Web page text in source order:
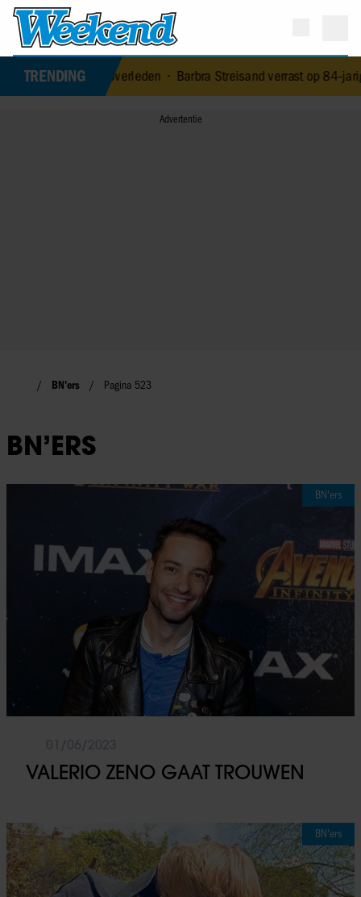
TRENDING
(79) overleden•Barbra Streisand verrast op 84-jarige
BN'ers Pagina 523
BN’ERS
BN'ers
VALERIO ZENO GAAT TROUWEN
BN'ers